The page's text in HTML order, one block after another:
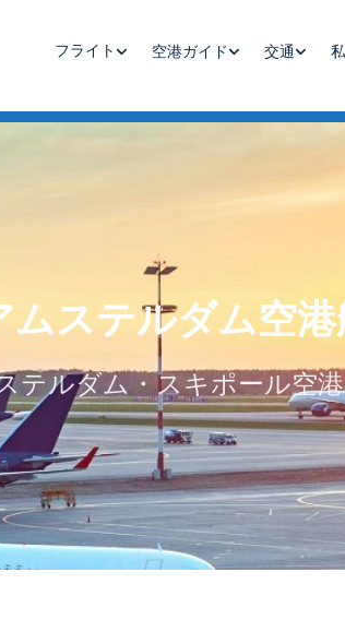
フライト 空港ガイド 交通
ムステルダム空
テルダム・スキポール空